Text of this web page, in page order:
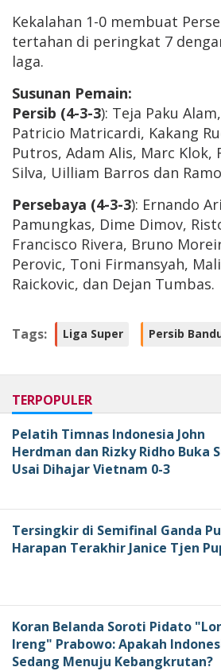
Kekalahan 1-0 membuat
tertahan di peringkat 7
laga.
Susunan Pemain:
Persib (4-3-3): Teja Paku
Patricio Matricardi, Kakang
Putros, Adam Alis, Marc Klok,
Silva, Uilliam Barros dan
Persebaya (4-3-3): Ernando
Pamungkas, Dime Dimov,
Francisco Rivera, Bruno
Perovic, Toni Firmansyah,
Raickovic, dan Dejan Tumbas.
Tags: Liga Super Persib
TERPOPULER
Pelatih Timnas Indonesia John
Herdman dan Rizky Ridho Buka
Usai Dihajar Vietnam 0-3
Tersingkir di Semifinal Ganda
Harapan Terakhir Janice Tjen
Koran Belanda Soroti Pidato
Ireng" Prabowo: Apakah
Sedang Menuju Kebangkrutan?